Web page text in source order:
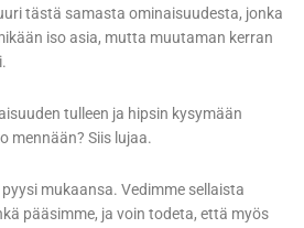
tästä samasta ominaisuudesta, jonka
iso asia, mutta muutaman kerran
tulleen ja hipsin kysymään
mennään? Siis lujaa.
mukaansa. Vedimme sellaista
pääsimme, ja voin todeta, että myös